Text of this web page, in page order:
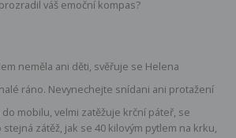
váš emoční kompas?
neměla ani děti, svěřuje se Helena
ráno. Nevynechejte snídani ani protažení
mobilu, velmi zatěžuje krční páteř, se
zátěž, jak se 40 kilovým pytlem na krku,